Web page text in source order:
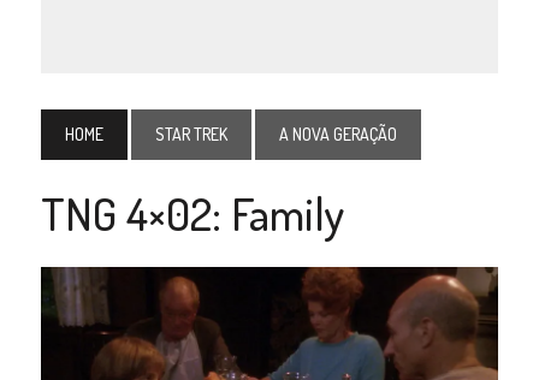
HOME STAR TREK A NOVA GERAÇÃO
TNG 4×02: Family